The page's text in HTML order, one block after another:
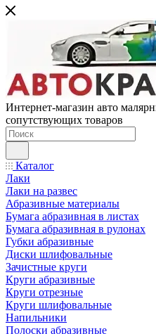
Интернет-магазин авто
сопутствующих товаров
Каталог
Лаки
Лаки на развес
Абразивные материалы
Бумага абразивная в листах
Бумага абразивная в рулонах
Губки абразивные
Диски шлифовальные
Зачистные круги
Круги абразивные
Круги отрезные
Круги шлифовальные
Напильники
Полоски абразивные